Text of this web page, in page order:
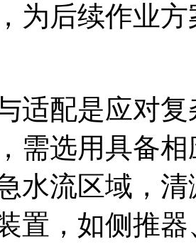
为后续作业
适配是应对
需选用具备
水流区域，
置，如侧推